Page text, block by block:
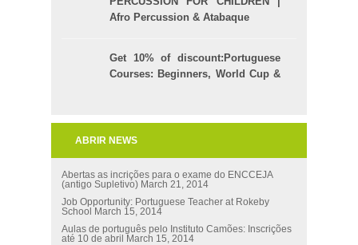
Afro Percussion & Atabaque
Get 10% of discount:Portuguese
Courses: Beginners, World Cup &
ABRIR NEWS
Abertas as incrições para o exame do ENCCEJA
(antigo Supletivo) March 21, 2014
Job Opportunity: Portuguese Teacher at Rokeby
School
March 15, 2014
Aulas de português pelo Instituto Camões: Inscrições
até 10 de abril
March 15, 2014